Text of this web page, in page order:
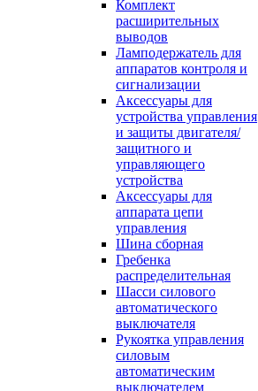
Комплект
расширительных
выводов
Ламподержатель для
аппаратов контроля и
сигнализации
Аксессуары для
устройства управления
и защиты двигателя/
защитного и
управляющего
устройства
Аксессуары для
аппарата цепи
управления
Шина сборная
Гребенка
распределительная
Шасси силового
автоматического
выключателя
Рукоятка управления
силовым
автоматическим
выключателем